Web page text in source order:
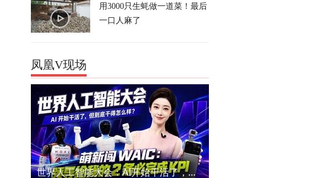
用3000只生蚝做一道菜！最后
一口人麻了
凤凰V现场
世界人工智能大会：AI开始干活了，但到底干的怎么样？萌新闯WAIC